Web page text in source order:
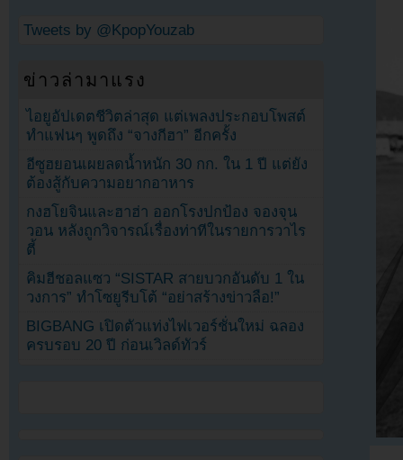
Tweets by @KpopYouzab
ข่าวล่ามาแรง
ไอยูอัปเดตชีวิตล่าสุด แต่เพลงประกอบโพสต์
ทำแฟนๆ พูดถึง “จางกีฮา” อีกครั้ง
อีซูฮยอนเผยลดน้ำหนัก 30 กก. ใน 1 ปี แต่ยัง
ต้องสู้กับความอยากอาหาร
กงฮโยจินและฮาฮ่า ออกโรงปกป้อง จองจุน
วอน หลังถูกวิจารณ์เรื่องท่าทีในรายการวาไร
ตี้
คิมฮีชอลแซว “SISTAR สายบวกอันดับ 1 ใน
วงการ” ทำโซยูรีบโต้ “อย่าสร้างข่าวลือ!”
BIGBANG เปิดตัวแท่งไฟเวอร์ชั่นใหม่ ฉลอง
ครบรอบ 20 ปี ก่อนเวิลด์ทัวร์